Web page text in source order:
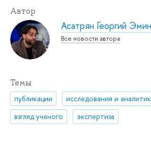
Автор
Асатрян Георгий
Все новости автора
Темы
публикации
исследования и
взгляд ученого
экспертиза